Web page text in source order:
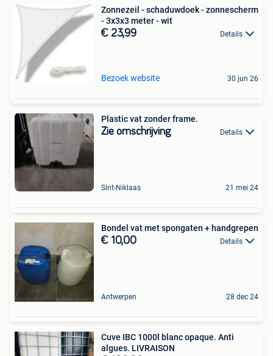
Zonnezeil - schaduwdoek - zonnescherm
- 3x3x3 meter - wit
€ 23,99 Details
Bezoek website 30 jun 26
Plastic vat zonder frame.
Zie omschrijving Details
Sint-Niklaas 21 mei 24
Bondel vat met spongaten + handgrepen
€ 10,00 Details
Antwerpen 28 dec 24
Cuve IBC 1000l blanc opaque. Anti
algues. LIVRAISON